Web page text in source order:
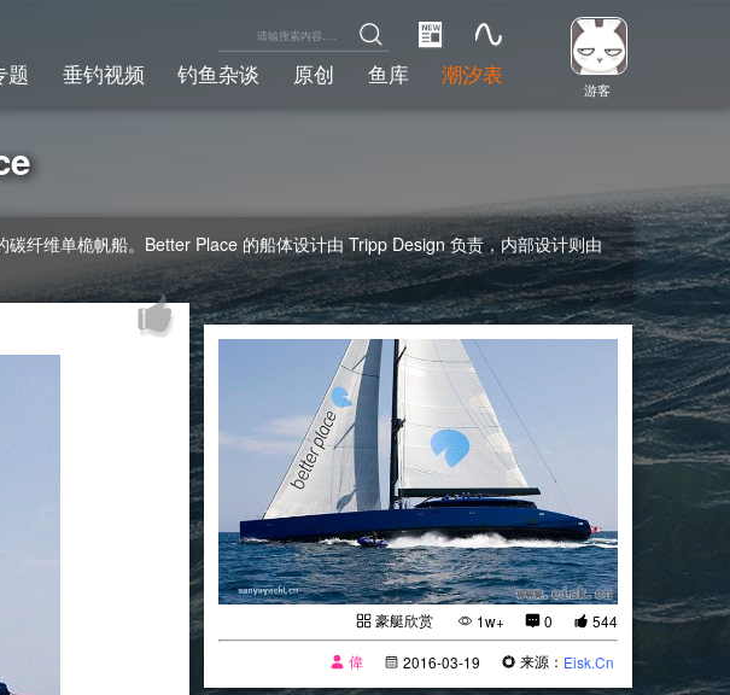
游客
题 垂钓视频 钓鱼杂谈 原创 鱼库 潮汐表
纤维单桅帆船。Better Place 的船体设计由 Tripp Design 负责，内部设计则由
豪艇欣赏 1w+ 0
544
偉
2016-03-19 来源： Eisk.Cn